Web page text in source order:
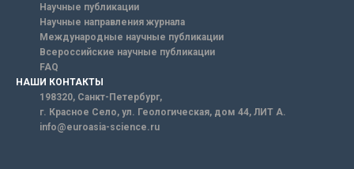
Научные публикации
Научные направления журнала
Международные научные публикации
Всероссийские научные публикации
FAQ
НАШИ КОНТАКТЫ
198320, Санкт-Петербург,
г. Красное Село, ул. Геологическая, дом 44, ЛИТ А.
info@euroasia-science.ru